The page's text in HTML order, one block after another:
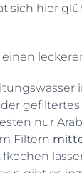
sich hier
einen
nur
Filtern